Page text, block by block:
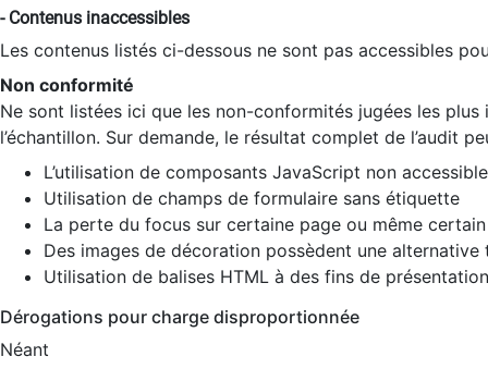
- Contenus inaccessibles
Les contenus listés ci-dessous ne sont pas accessibles
Non conformité
Ne sont listées ici que les non-conformités jugées les
l’échantillon. Sur demande, le résultat complet de l’audit
L’utilisation de composants JavaScript non
Utilisation de champs de formulaire sans étiquette
La perte du focus sur certaine page ou même
Des images de décoration possèdent une alternative
Utilisation de balises HTML à des fins de
Dérogations pour charge disproportionnée
Néant